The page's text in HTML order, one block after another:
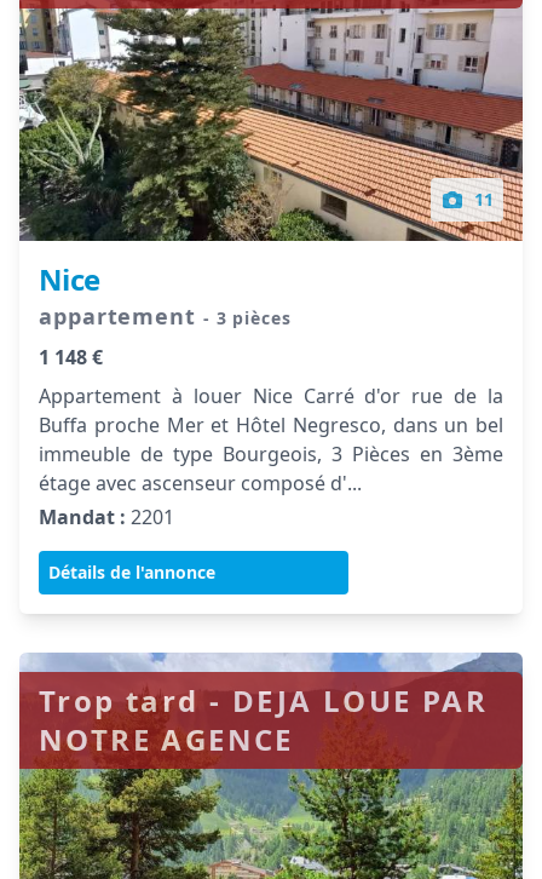
11
Nice
appartement - 3 pièces
1 148 €
Appartement à louer Nice Carré d'or rue de la
Buffa proche Mer et Hôtel Negresco, dans un bel
immeuble de type Bourgeois, 3 Pièces en 3ème
étage avec ascenseur composé d'...
Mandat : 2201
Détails de l'annonce
Trop tard - DEJA LOUE PAR
NOTRE AGENCE